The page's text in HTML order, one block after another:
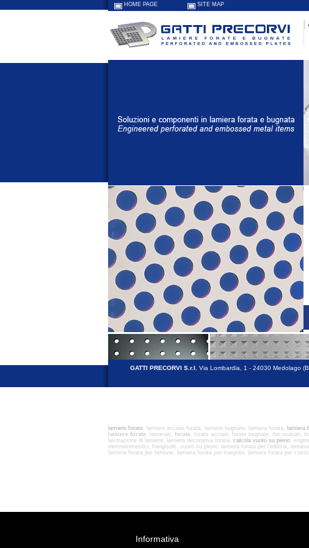
HOME PAGE SITE MAP
GATTI PRECORVI S.r.l. Via Lombardia, 1 - 24030 Medolago
lamiere forate, lamiera acciaio forata, lamiere bugnate, lamiera forata, lamiera
lamiere forate, lamierati, forate, forate acciaio, forate bugnate, fori svasati,
lavorazione di lamiere, lamiera decorativa forata, calcola vuoto su pieno,
elettrodomestici, frangisole, vuoto su pieno, lamiera forata per l’edilizia,
lamiera forata per ferrovie, lamiera forata per traspoto, lamiera forata per
Informativa